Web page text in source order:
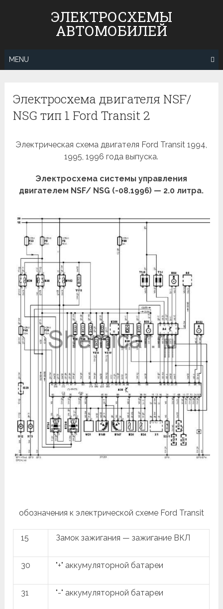
ЭЛЕКТРОСХЕМЫ
АВТОМОБИЛЕЙ
MENU
Электросхема двигателя NSF/
NSG тип 1 Ford Transit 2
Электрическая схема двигателя Ford Transit 1994,
1995, 1996 года выпуска.
Электросхема системы управления
двигателем NSF/ NSG (-08.1996) — 2.0 литра.
обозначения к электрической схеме Ford Transit
15 Замок зажигания — зажигание ВКЛ
30 "+" аккумуляторной батареи
31 "-" аккумуляторной батареи